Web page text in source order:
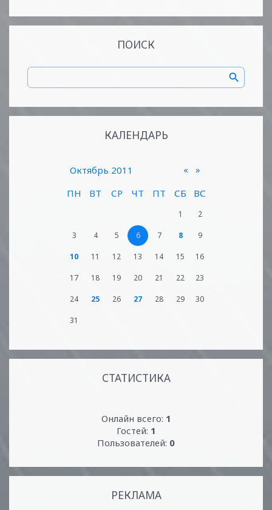
ПОИСК
КАЛЕНДАРЬ
«
Октябрь 2011
»
ПН
ВТ СР ЧТ ПТ СБ ВС
1 2
3 4 5 6 7 8 9
10 11 12 13 14 15 16
17 18 19 20 21 22 23
24 25 26 27 28 29 30
31
СТАТИСТИКА
Онлайн всего: 1
Гостей: 1
Пользователей: 0
РЕКЛАМА